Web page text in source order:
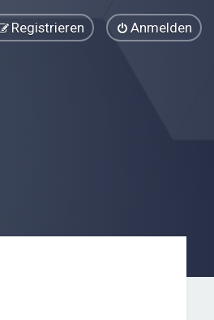
Anmelden
Registrieren